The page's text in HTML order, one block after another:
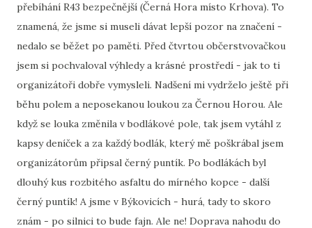
přebíhání R43 bezpečnější (Černá Hora místo Krhova). To
znamená, že jsme si museli dávat lepší pozor na značení -
nedalo se běžet po paměti. Před čtvrtou občerstvovačkou
jsem si pochvaloval výhledy a krásné prostředí - jak to ti
organizátoři dobře vymysleli. Nadšení mi vydrželo ještě při
běhu polem a neposekanou loukou za Černou Horou. Ale
když se louka změnila v bodlákové pole, tak jsem vytáhl z
kapsy deníček a za každý bodlák, který mě poškrábal jsem
organizátorům připsal černý puntík. Po bodlákách byl
dlouhý kus rozbitého asfaltu do mírného kopce - další
černý puntík! A jsme v Býkovicích - hurá, tady to skoro
znám - po silnici to bude fajn. Ale ne! Doprava nahodu do